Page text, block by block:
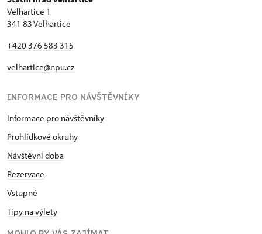
Velhartice 1
341 83 Velhartice
+420 376 583 315
velhartice@npu.cz
INFORMACE PRO NÁVŠTĚVNÍKY
Informace pro návštěvníky
Prohlídkové okruhy
Návštěvní doba
Rezervace
Vstupné
Tipy na výlety